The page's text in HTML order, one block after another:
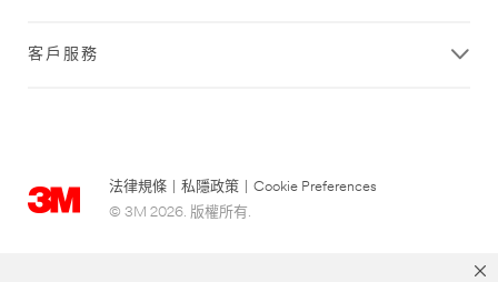
客戶服務
法律規條 私隱政策
Cookie Preferences
© 3M 2026. 版權所有.